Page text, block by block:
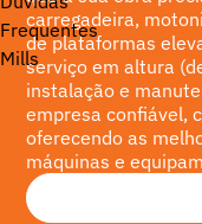
carregadeira,
de plataformas
serviço em altura
instalação e
empresa confiável,
oferecendo as
máquinas e